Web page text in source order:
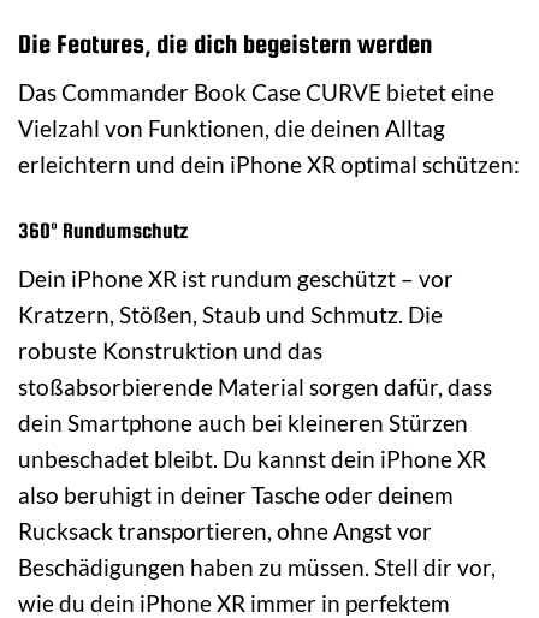
Die Features, die dich begeistern werden
Das Commander Book Case CURVE bietet eine
Vielzahl von Funktionen, die deinen Alltag
erleichtern und dein iPhone XR optimal schützen:
360° Rundumschutz
Dein iPhone XR ist rundum geschützt – vor
Kratzern, Stößen, Staub und Schmutz. Die
robuste Konstruktion und das
stoßabsorbierende Material sorgen dafür, dass
dein Smartphone auch bei kleineren Stürzen
unbeschadet bleibt. Du kannst dein iPhone XR
also beruhigt in deiner Tasche oder deinem
Rucksack transportieren, ohne Angst vor
Beschädigungen haben zu müssen. Stell dir vor,
wie du dein iPhone XR immer in perfektem